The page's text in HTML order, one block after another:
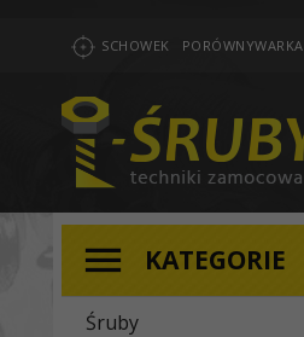
SCHOWEK PORÓWNYWARKA
KATEGORIE
Śruby